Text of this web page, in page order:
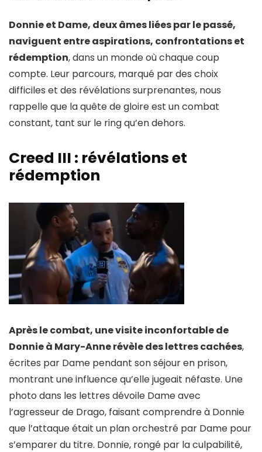
Donnie et Dame, deux âmes liées par le passé,
naviguent entre aspirations, confrontations et
rédemption, dans un monde où chaque coup
compte. Leur parcours, marqué par des choix
difficiles et des révélations surprenantes, nous
rappelle que la quête de gloire est un combat
constant, tant sur le ring qu’en dehors.
Creed III : révélations et
rédemption
Après le combat, une visite inconfortable de
Donnie à Mary-Anne révèle des lettres cachées,
écrites par Dame pendant son séjour en prison,
montrant une influence qu’elle jugeait néfaste. Une
photo dans les lettres dévoile Dame avec
l’agresseur de Drago, faisant comprendre à Donnie
que l’attaque était un plan orchestré par Dame pour
s’emparer du titre. Donnie, rongé par la culpabilité,